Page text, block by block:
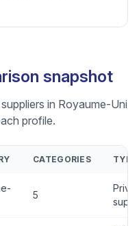
snapshot
in Royaume-Uni
profile.
CATEGORIES TYPE
5